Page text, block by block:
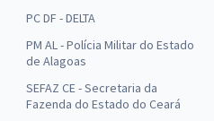
PC DF - DELTA
PM AL - Polícia Militar do Estado
de Alagoas
SEFAZ CE - Secretaria da
Fazenda do Estado do Ceará